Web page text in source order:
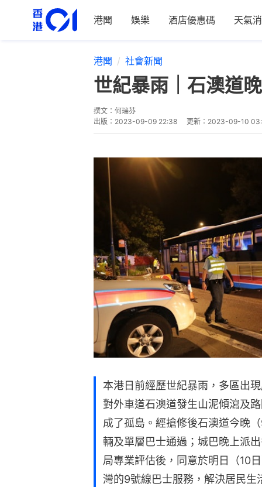
港聞 娛樂 酒店優惠碼 天氣
港聞 社會新聞
世紀暴雨｜石澳道
撰文： 何瑞芬
出版： 2023-09-09 22:38 更新： 2023-09-10
本港日前經歷世紀暴雨，多區出
對外車道石澳道發生山泥傾瀉及
成了孤島。經搶修後石澳道今晚
輛及單層巴士通過；城巴晚上派
局專業評估後，同意於明日（10
灣的9號線巴士服務，解決居民生